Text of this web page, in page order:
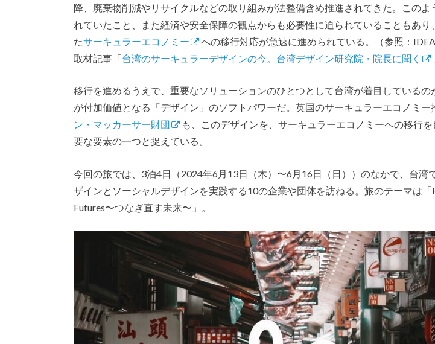
降、廃棄物削減やリサイクルなどの取り組みが法整備含め推進されてきた。このよ
れていたこと、また経済や安全保障の観点からも必要性に迫られていることもあり
たサーキュラーエコノミー
への移行対応が急速に進められている。（参照：
取材記事「台湾のサーキュラーデザインの今。台湾デザイン研究院・院長に聞く
移行を進めるうえで、重要なソリューションのひとつとして台湾が着目しているの
が付加価値となる「デザイン」のソフトパワーだ。英国のサーキュラーエコノミー
ン・マッカーサー財団
も、このデザインを、サーキュラーエコノミーへの移行
要な要素の一つと捉えている。
今回の旅では、3泊4日（2024年6月13日（木）〜6月16日（日））のなかで、台湾
ザインとソーシャルデザインを実践する10の企業や団体を訪ねる。旅のテーマは「
Futures〜つなぎ直す未来〜」。